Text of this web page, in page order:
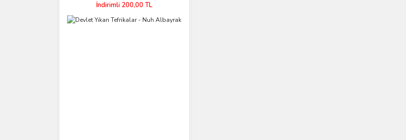
İndirimli 200,00 TL